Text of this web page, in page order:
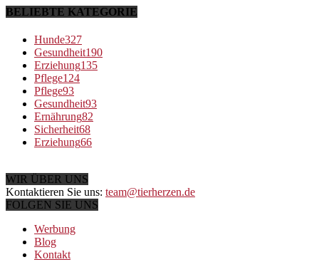
BELIEBTE KATEGORIE
Hunde327
Gesundheit190
Erziehung135
Pflege124
Pflege93
Gesundheit93
Ernährung82
Sicherheit68
Erziehung66
WIR ÜBER UNS
Kontaktieren Sie uns: team@tierherzen.de
FOLGEN SIE UNS
Werbung
Blog
Kontakt